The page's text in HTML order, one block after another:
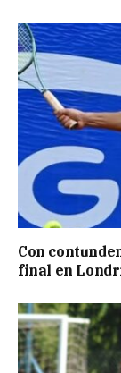
Con
final en